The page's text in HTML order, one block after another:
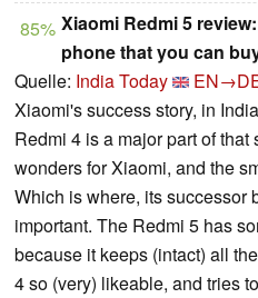
85% Xiaomi Redmi 5
phone that you can
Quelle: India Today
Xiaomi's success story, in
Redmi 4 is a major part of that
wonders for Xiaomi, and the
Which is where, its successor
important. The Redmi 5 has
because it keeps (intact) all
4 so (very) likeable, and tries